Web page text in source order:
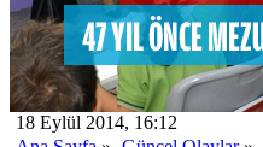
18 Eylül 2014, 16:12